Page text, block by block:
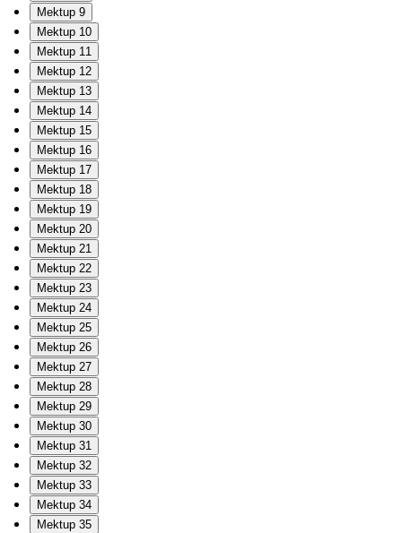
Mektup 9
Mektup 10
Mektup 11
Mektup 12
Mektup 13
Mektup 14
Mektup 15
Mektup 16
Mektup 17
Mektup 18
Mektup 19
Mektup 20
Mektup 21
Mektup 22
Mektup 23
Mektup 24
Mektup 25
Mektup 26
Mektup 27
Mektup 28
Mektup 29
Mektup 30
Mektup 31
Mektup 32
Mektup 33
Mektup 34
Mektup 35